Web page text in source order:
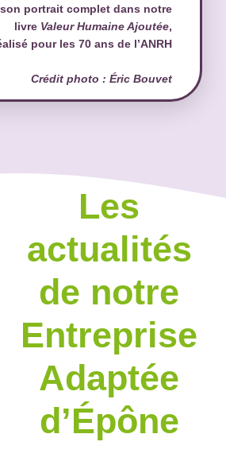
portrait complet dans notre
livre Valeur Humaine Ajoutée,
pour les 70 ans de l’ANRH
Crédit photo : Éric Bouvet
Les
actualités
de notre
Entreprise
Adaptée
d’Épône